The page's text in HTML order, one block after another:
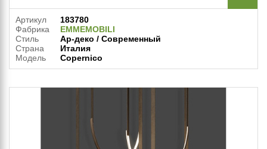
Артикул
183780
Фабрика
EMMEMOBILI
Стиль
Ар-деко / Современный
Страна
Италия
Модель
Copernico